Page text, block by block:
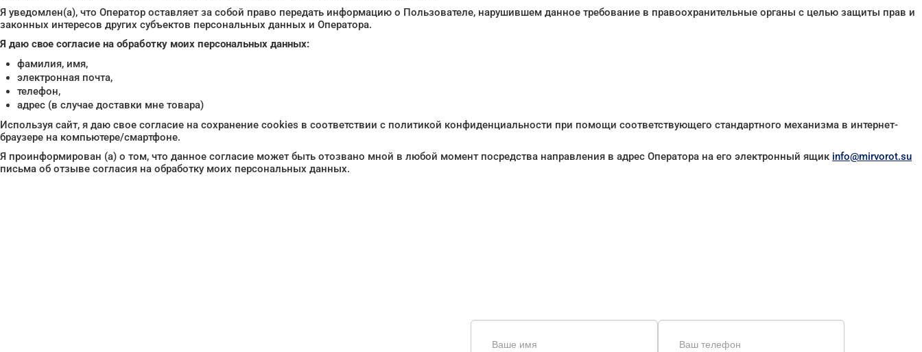
Я уведомлен(а), что Оператор оставляет за собой право передать информацию о Пользователе, нарушившем данное требование в правоохранительные органы с целью защиты прав и
законных интересов других субъектов персональных данных и Оператора.
Я даю свое согласие на обработку моих персональных данных:
фамилия, имя,
электронная почта,
телефон,
адрес (в случае доставки мне товара)
Используя сайт, я даю свое согласие на сохранение cookies в соответствии с политикой конфиденциальности при помощи соответствующего стандартного механизма в интернет-
браузере на компьютере/смартфоне.
Я проинформирован (а) о том, что данное согласие может быть отозвано мной в любой момент посредства направления в адрес Оператора на его электронный ящик info@mirvorot.su
письма об отзыве согласия на обработку моих персональных данных.